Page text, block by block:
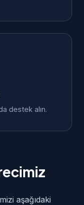
destek alın.
aşağıdaki